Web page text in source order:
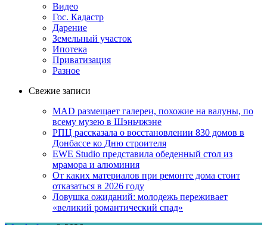
Видео
Гос. Кадастр
Дарение
Земельный участок
Ипотека
Приватизация
Разное
Свежие записи
MAD размещает галереи, похожие на валуны, по
всему музею в Шэньчжэне
РПЦ рассказала о восстановлении 830 домов в
Донбассе ко Дню строителя
EWE Studio представила обеденный стол из
мрамора и алюминия
От каких материалов при ремонте дома стоит
отказаться в 2026 году
Ловушка ожиданий: молодежь переживает
«великий романтический спад»